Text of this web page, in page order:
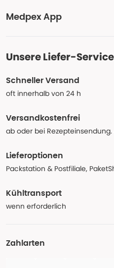
Medpex App
Unsere Liefer-
Schneller Versand
oft innerhalb von 24 h
Versandkostenfrei
ab oder bei Rezepteinsendung.
Lieferoptionen
Packstation & Postfiliale,
Kühltransport
wenn erforderlich
Zahlarten